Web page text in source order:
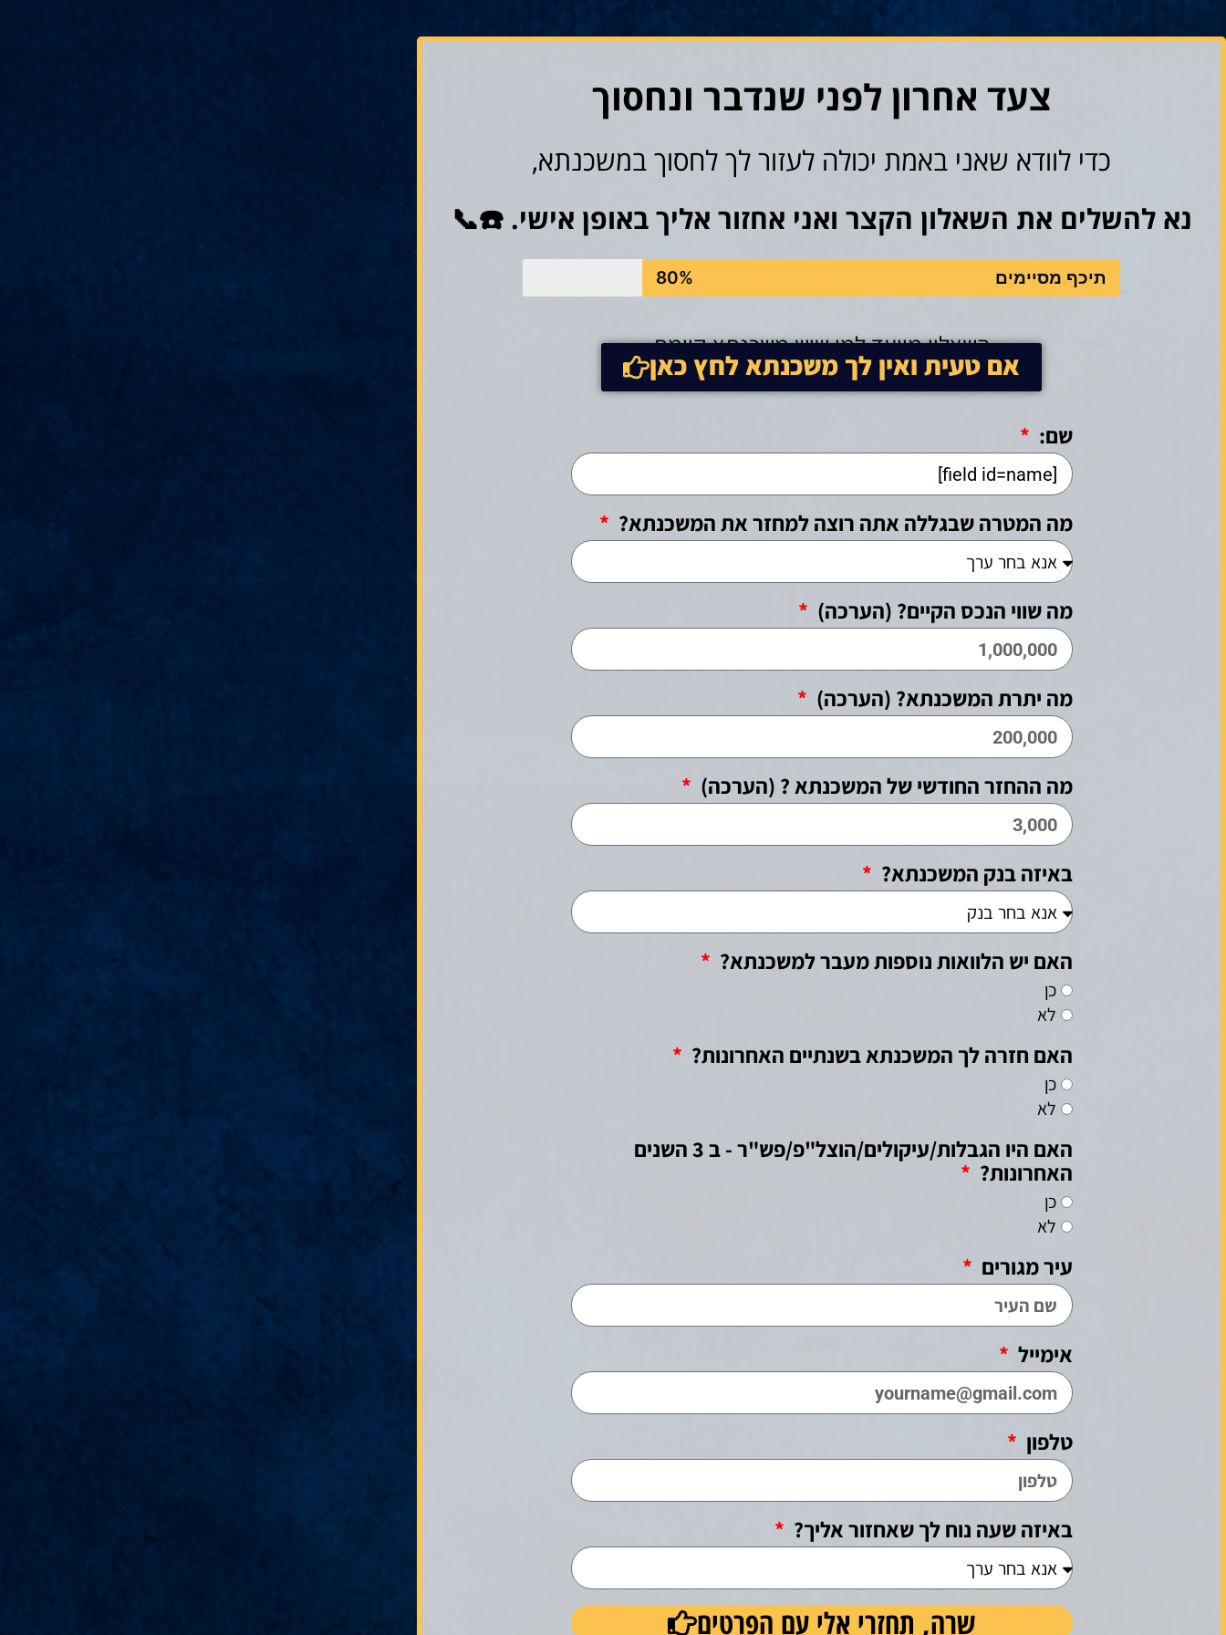
צעד אחרון לפני שנדבר ונחסוך
כדי לוודא שאני באמת יכולה לעזור לך לחסוך במשכנתא,
נא להשלים את השאלון הקצר ואני אחזור אליך באופן אישי. ☎️📞
תיכף מסיימים 80%
השאלון מיועד למי שיש משכנתא קיימת
אם טעית ואין לך משכנתא לחץ כאן
שם:
מה המטרה שבגללה אתה רוצה למחזר את המשכנתא?
מה שווי הנכס הקיים? (הערכה)
מה יתרת המשכנתא? (הערכה)
מה ההחזר החודשי של המשכנתא ? (הערכה)
באיזה בנק המשכנתא?
האם יש הלוואות נוספות מעבר למשכנתא?
כן
לא
האם חזרה לך המשכנתא בשנתיים האחרונות?
כן
לא
האם היו הגבלות/עיקולים/הוצל"פ/פש"ר - ב 3 השנים
האחרונות?
כן
לא
עיר מגורים
אימייל
טלפון
באיזה שעה נוח לך שאחזור אליך?
שרה, תחזרי אלי עם הפרטים